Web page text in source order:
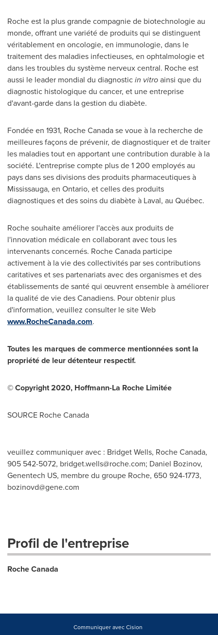
Roche est la plus grande compagnie de biotechnologie au
monde, offrant une variété de produits qui se distinguent
véritablement en oncologie, en immunologie, dans le
traitement des maladies infectieuses, en ophtalmologie et
dans les troubles du système nerveux central. Roche est
aussi le leader mondial du diagnosticin vitroainsi que du
diagnostic histologique du cancer, et une entreprise
d'avant-garde dans la gestion du diabète.
Fondée en 1931, Roche Canada se voue à la recherche de
meilleures façons de prévenir, de diagnostiquer et de traiter
les maladies tout en apportant une contribution durable à la
société. L'entreprise compte plus de 1 200 employés au
pays dans ses divisions des produits pharmaceutiques à
Mississauga, en Ontario, et celles des produits
diagnostiques et des soins du diabète à Laval, au Québec.
Roche souhaite améliorer l'accès aux produits de
l'innovation médicale en collaborant avec tous les
intervenants concernés. RocheCanada participe
activement à la vie des collectivités par ses contributions
caritatives et ses partenariats avec des organismes et des
établissements de santé qui œuvrent ensemble à améliorer
la qualité de vie des Canadiens. Pour obtenir plus
d'information, veuillez consulter le site Web
www.RocheCanada.com.
Toutes les marques de commerce mentionnées sont la
propriété de leur détenteur respectif.
© Copyright 2020, Hoffmann-La Roche Limitée
SOURCE Roche Canada
veuillez communiquer avec : Bridget Wells, Roche Canada,
905 542-5072, bridget.wells@roche.com; Daniel Bozinov,
Genentech US, membre du groupe Roche, 650 924-1773,
bozinovd@gene.com
Profil de l'entreprise
Roche Canada
Communiquer avec Cision